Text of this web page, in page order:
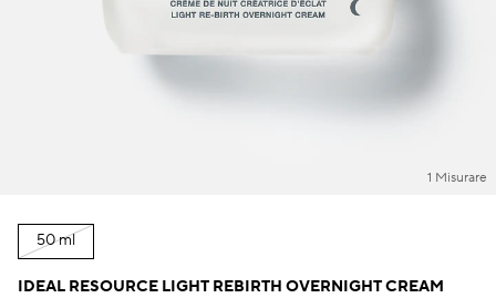
1 Misurare
50 ml
IDEAL RESOURCE LIGHT REBIRTH OVERNIGHT CREAM